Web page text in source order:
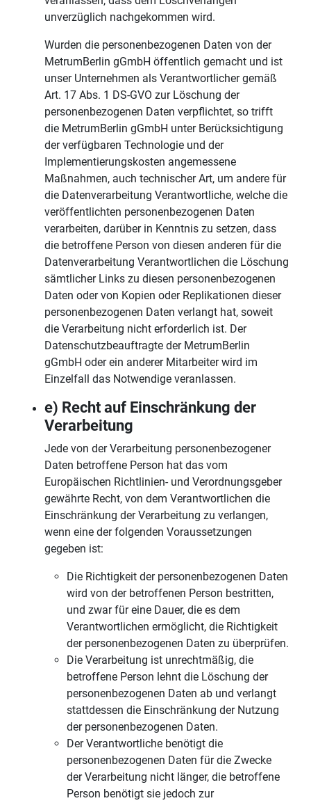
unverzüglich nachgekommen wird.
Wurden die personenbezogenen Daten von der
MetrumBerlin gGmbH öffentlich gemacht und ist
unser Unternehmen als Verantwortlicher gemäß
Art. 17 Abs. 1 DS-GVO zur Löschung der
personenbezogenen Daten verpflichtet, so trifft
die MetrumBerlin gGmbH unter Berücksichtigung
der verfügbaren Technologie und der
Implementierungskosten angemessene
Maßnahmen, auch technischer Art, um andere für
die Datenverarbeitung Verantwortliche, welche die
veröffentlichten personenbezogenen Daten
verarbeiten, darüber in Kenntnis zu setzen, dass
die betroffene Person von diesen anderen für die
Datenverarbeitung Verantwortlichen die Löschung
sämtlicher Links zu diesen personenbezogenen
Daten oder von Kopien oder Replikationen dieser
personenbezogenen Daten verlangt hat, soweit
die Verarbeitung nicht erforderlich ist. Der
Datenschutzbeauftragte der MetrumBerlin
gGmbH oder ein anderer Mitarbeiter wird im
Einzelfall das Notwendige veranlassen.
e) Recht auf Einschränkung der
Verarbeitung
Jede von der Verarbeitung personenbezogener
Daten betroffene Person hat das vom
Europäischen Richtlinien- und Verordnungsgeber
gewährte Recht, von dem Verantwortlichen die
Einschränkung der Verarbeitung zu verlangen,
wenn eine der folgenden Voraussetzungen
gegeben ist:
Die Richtigkeit der personenbezogenen Daten
wird von der betroffenen Person bestritten,
und zwar für eine Dauer, die es dem
Verantwortlichen ermöglicht, die Richtigkeit
der personenbezogenen Daten zu überprüfen.
Die Verarbeitung ist unrechtmäßig, die
betroffene Person lehnt die Löschung der
personenbezogenen Daten ab und verlangt
stattdessen die Einschränkung der Nutzung
der personenbezogenen Daten.
Der Verantwortliche benötigt die
personenbezogenen Daten für die Zwecke
der Verarbeitung nicht länger, die betroffene
Person benötigt sie jedoch zur